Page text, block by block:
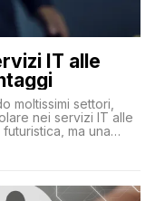
IT alle
moltissimi settori,
nei servizi IT alle
ma una
significativo in